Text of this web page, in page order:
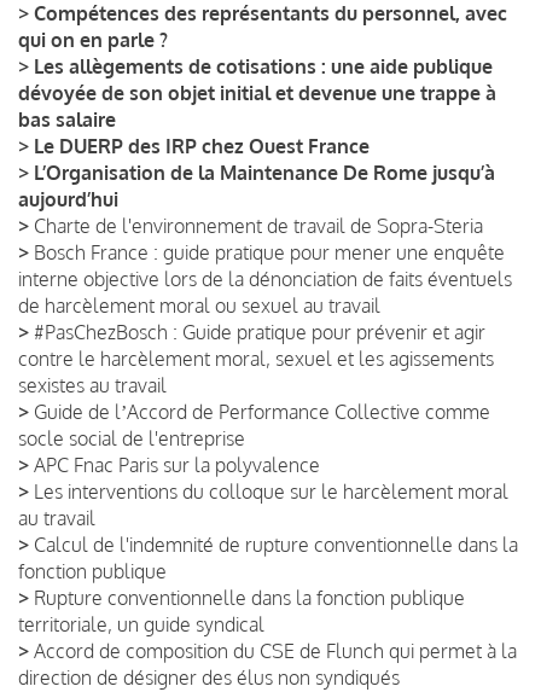
> Compétences des représentants du personnel, avec
qui on en parle ?
> Les allègements de cotisations : une aide publique
dévoyée de son objet initial et devenue une trappe à
bas salaire
> Le DUERP des IRP chez Ouest France
> L’Organisation de la Maintenance De Rome jusqu’à
aujourd’hui
> Charte de l'environnement de travail de Sopra-Steria
> Bosch France : guide pratique pour mener une enquête
interne objective lors de la dénonciation de faits éventuels
de harcèlement moral ou sexuel au travail
> #PasChezBosch : Guide pratique pour prévenir et agir
contre le harcèlement moral, sexuel et les agissements
sexistes au travail
> Guide de lʼAccord de Performance Collective comme
socle social de l'entreprise
> APC Fnac Paris sur la polyvalence
> Les interventions du colloque sur le harcèlement moral
au travail
> Calcul de l'indemnité de rupture conventionnelle dans la
fonction publique
> Rupture conventionnelle dans la fonction publique
territoriale, un guide syndical
> Accord de composition du CSE de Flunch qui permet à la
direction de désigner des élus non syndiqués